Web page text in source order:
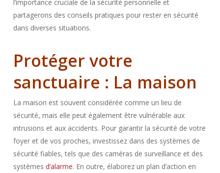
l’importance cruciale de la sécurité personnelle et
partagerons des conseils pratiques pour rester en sécurité
dans diverses situations.
Protéger votre
sanctuaire : La maison
La maison est souvent considérée comme un lieu de
sécurité, mais elle peut également être vulnérable aux
intrusions et aux accidents. Pour garantir la sécurité de votre
foyer et de vos proches, investissez dans des systèmes de
sécurité fiables, tels que des caméras de surveillance et des
systèmes d’alarme. En outre, élaborez un plan d’action en